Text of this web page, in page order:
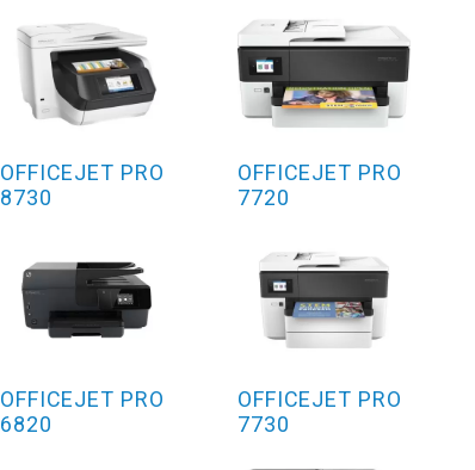
OFFICEJET PRO
8730
OFFICEJET PRO
6820
OFFICEJET PRO
7720
OFFICEJET PRO
7730